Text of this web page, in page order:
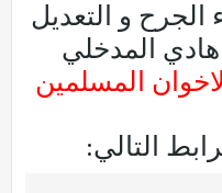
الجرح و التعديل
المدخلي
المسلمين
التالي: